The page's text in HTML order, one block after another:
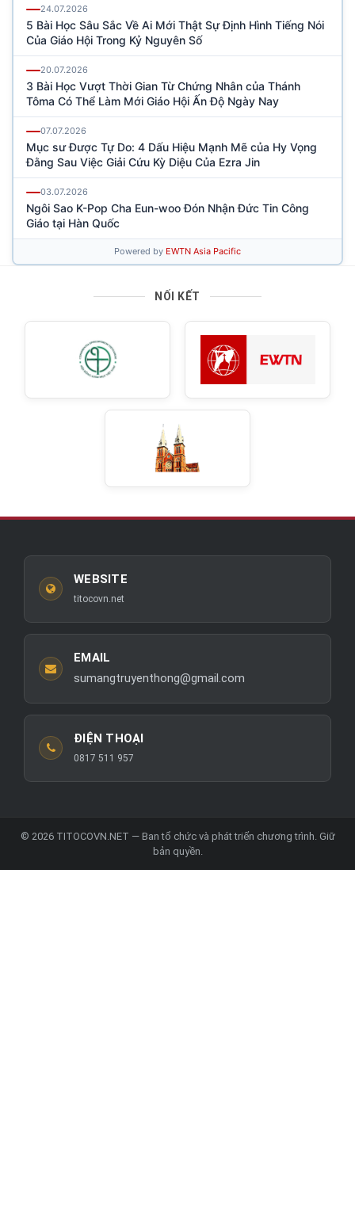
NỐI KẾT
WEBSITE
titocovn.net
EMAIL
sumangtruyenthong@gmail.com
ĐIỆN THOẠI
0817 511 957
© 2026 TITOCOVN.NET — Ban tổ chức và phát triển chương trình. Giữ
bản quyền.